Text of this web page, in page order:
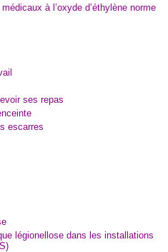
à l’oxyde d’éthylène norme
ses repas
escarres
légionellose dans les installations